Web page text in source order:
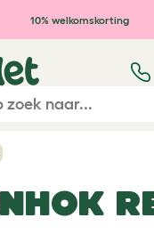
10% welkomskorting